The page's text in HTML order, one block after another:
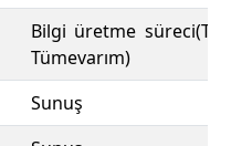
Bilgi üretme
Tümevarım)
Sunuş